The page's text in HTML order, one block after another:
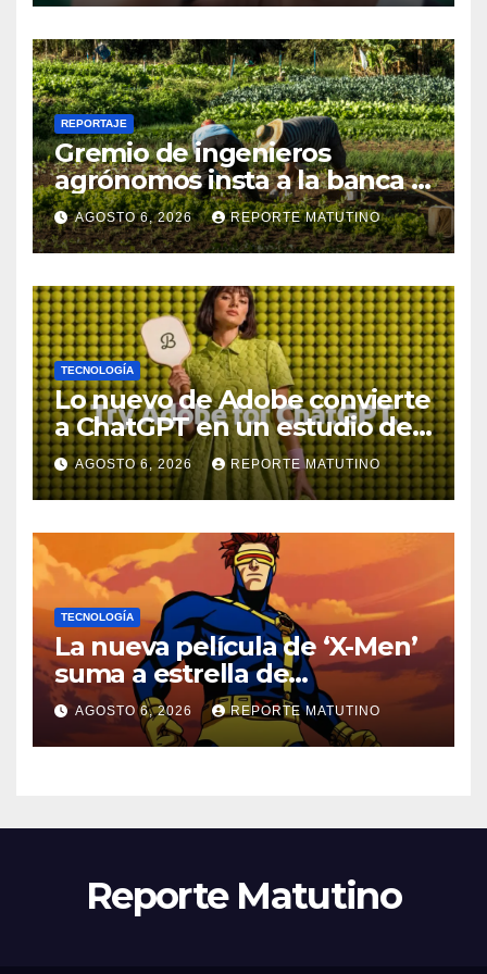
REPORTAJE
Gremio de ingenieros
agrónomos insta a la banca a
financiar la agricultura
familiar
AGOSTO 6, 2026 REPORTE MATUTINO
TECNOLOGÍA
Lo nuevo de Adobe convierte
a ChatGPT en un estudio de
diseño con Photoshop,
Premiere y otras aplicaciones
creativas
AGOSTO 6, 2026 REPORTE MATUTINO
TECNOLOGÍA
La nueva película de ‘X-Men’
suma a estrella de
‘Heartstopper’ como Cíclope
AGOSTO 6, 2026 REPORTE MATUTINO
Reporte Matutino